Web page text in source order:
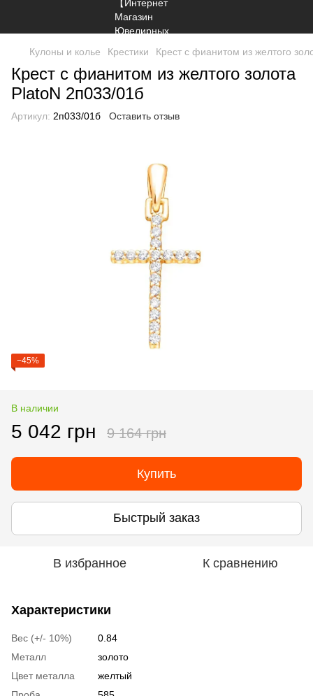
Кулоны и колье Крестики Крест с фианитом из желтого
Крест с фианитом из желтого золота
PlatoN 2п033/01б
Артикул: 2п033/01б Оставить отзыв
−45%
В наличии
5 042 грн 9 164 грн
Купить
Быстрый заказ
В избранное К сравнению
Характеристики
Вес (+/- 10%)
0.84
Металл
золото
Цвет металла
желтый